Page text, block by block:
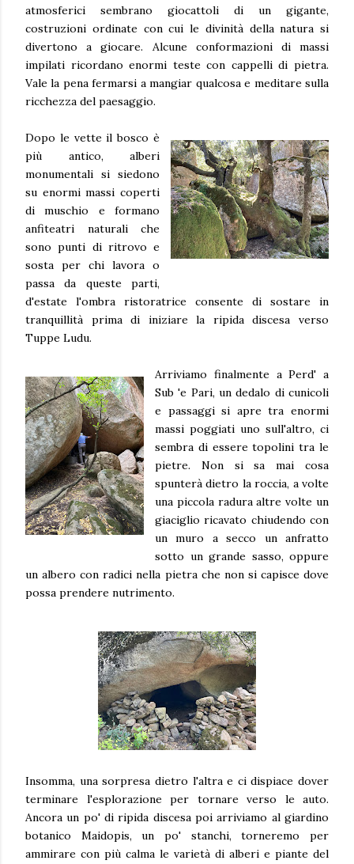
atmosferici sembrano giocattoli di un gigante,
costruzioni ordinate con cui le divinità della natura si
divertono a giocare. Alcune conformazioni di massi
impilati ricordano enormi teste con cappelli di pietra.
Vale la pena fermarsi a mangiar qualcosa e meditare sulla
ricchezza del paesaggio.
Dopo le vette il bosco è
più antico, alberi
monumentali si siedono
su enormi massi coperti
di muschio e formano
anfiteatri naturali che
sono punti di ritrovo e
sosta per chi lavora o
passa da queste parti,
d'estate l'ombra ristoratrice consente di sostare in
tranquillità prima di iniziare la ripida discesa verso
Tuppe Ludu.
Arriviamo finalmente a Perd' a
Sub 'e Pari, un dedalo di cunicoli
e passaggi si apre tra enormi
massi poggiati uno sull'altro, ci
sembra di essere topolini tra le
pietre. Non si sa mai cosa
spunterà dietro la roccia, a volte
una piccola radura altre volte un
giaciglio ricavato chiudendo con
un muro a secco un anfratto
sotto un grande sasso, oppure
un albero con radici nella pietra che non si capisce dove
possa prendere nutrimento.
Insomma, una sorpresa dietro l'altra e ci dispiace dover
terminare l'esplorazione per tornare verso le auto.
Ancora un po' di ripida discesa poi arriviamo al giardino
botanico Maidopis, un po' stanchi, torneremo per
ammirare con più calma le varietà di alberi e piante del